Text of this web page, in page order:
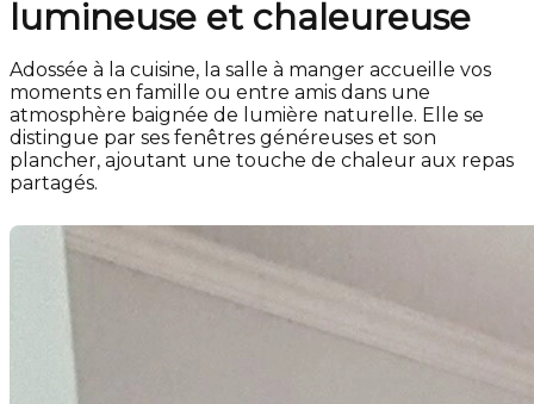
lumineuse et chaleureuse
Adossée à la cuisine, la salle à manger accueille vos
moments en famille ou entre amis dans une
atmosphère baignée de lumière naturelle. Elle se
distingue par ses fenêtres généreuses et son
plancher, ajoutant une touche de chaleur aux repas
partagés.